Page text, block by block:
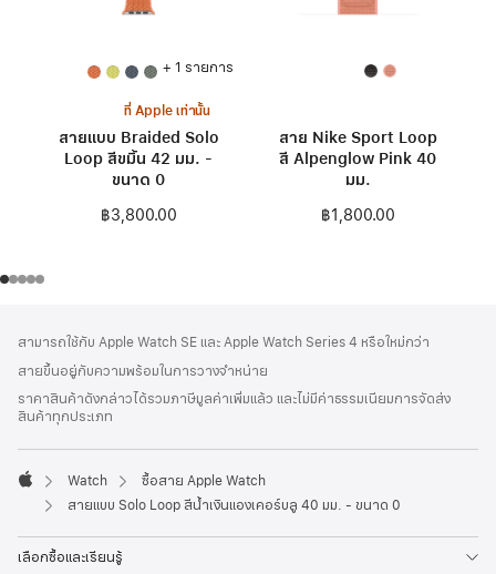
+ 1 รายการ
ที่ Apple เท่านั้น
สายแบบ Braided Solo
Loop สีขมิ้น 42 มม. -
ขนาด 0
฿3,800.00
สาย Nike Sport Loop
สี Alpenglow Pink 40
มม.
฿1,800.00
ท้าย
กระดาษ
เชิงอรรถ
สามารถใช้กับ Apple Watch SE และ Apple Watch Series 4 หรือใหม่กว่า
สายขึ้นอยู่กับความพร้อมในการวางจำหน่าย
ราคาสินค้าดังกล่าวได้รวมภาษีมูลค่าเพิ่มแล้ว และไม่มีค่าธรรมเนียมการจัดส่ง
สินค้าทุกประเภท
Apple
Watch
ซื้อสาย Apple Watch
สายแบบ Solo Loop สีน้ำเงินแองเคอร์บลู 40 มม. - ขนาด 0
เลือกซื้อและเรียนรู้